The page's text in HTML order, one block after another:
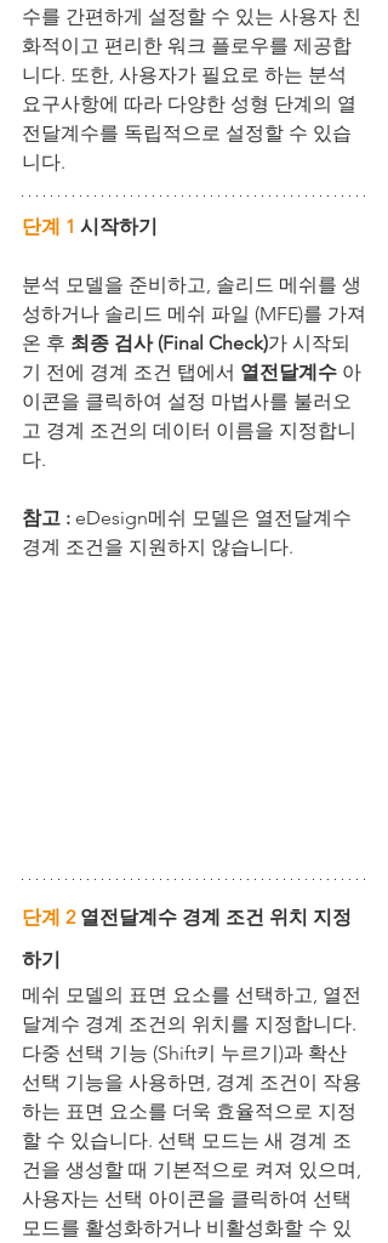
수를 간편하게 설정할 수 있는 사용자 친
화적이고 편리한 워크 플로우를 제공합
니다. 또한, 사용자가 필요로 하는 분석
요구사항에 따라 다양한 성형 단계의 열
전달계수를 독립적으로 설정할 수 있습
니다.
단계 1 시작하기
분석 모델을 준비하고, 솔리드 메쉬를 생
성하거나 솔리드 메쉬 파일 (MFE)를 가져
온 후 최종 검사 (Final Check)가 시작되
기 전에 경계 조건 탭에서 열전달계수 아
이콘을 클릭하여 설정 마법사를 불러오
고 경계 조건의 데이터 이름을 지정합니
다.
참고 : eDesign메쉬 모델은 열전달계수
경계 조건을 지원하지 않습니다.
단계 2 열전달계수 경계 조건 위치 지정
하기
메쉬 모델의 표면 요소를 선택하고, 열전
달계수 경계 조건의 위치를 지정합니다.
다중 선택 기능 (Shift키 누르기)과 확산
선택 기능을 사용하면, 경계 조건이 작용
하는 표면 요소를 더욱 효율적으로 지정
할 수 있습니다. 선택 모드는 새 경계 조
건을 생성할 때 기본적으로 켜져 있으며,
사용자는 선택 아이콘을 클릭하여 선택
모드를 활성화하거나 비활성화할 수 있